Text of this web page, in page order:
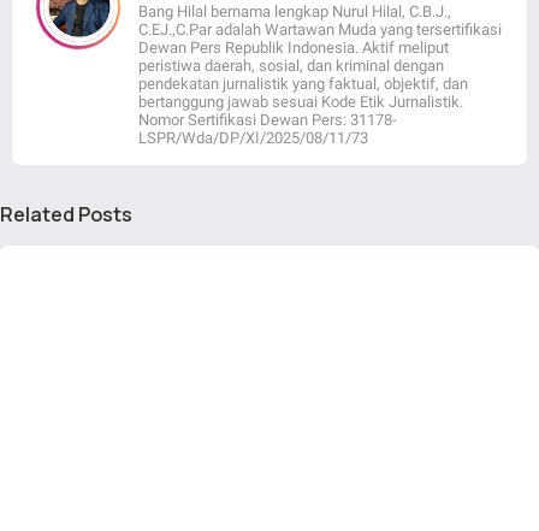
Bang Hilal bernama lengkap Nurul Hilal, C.B.J.,
C.EJ.,C.Par adalah Wartawan Muda yang tersertifikasi
Dewan Pers Republik Indonesia. Aktif meliput
peristiwa daerah, sosial, dan kriminal dengan
pendekatan jurnalistik yang faktual, objektif, dan
bertanggung jawab sesuai Kode Etik Jurnalistik.
Nomor Sertifikasi Dewan Pers: 31178-
LSPR/Wda/DP/XI/2025/08/11/73
Related Posts